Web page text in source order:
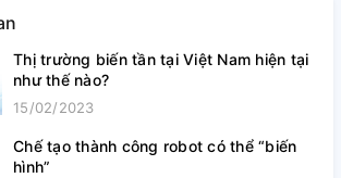
Thị trường biến tần tại Việt Nam hiện tại
như thế nào?
15/02/2023
Chế tạo thành công robot có thể “biến
hình”